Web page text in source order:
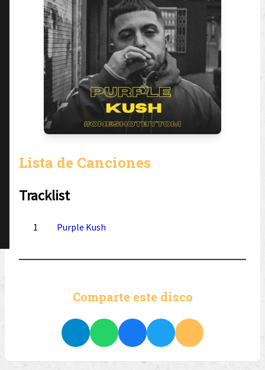
Lista de Canciones
Tracklist
1 Purple Kush
Comparte este disco